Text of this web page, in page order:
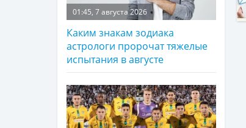
01:45, 7 августа 2026
Каким знакам зодиака
астрологи пророчат тяжелые
испытания в августе